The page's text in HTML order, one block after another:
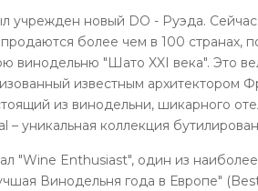
учрежден новый DO - Руэда.
более чем в 100 странах,
винодельню "Шато XXI века". Это
известным архитектором
из винодельни, шикарного
уникальная коллекция
"Wine Enthusiast", один из
Винодельня года в Европе"